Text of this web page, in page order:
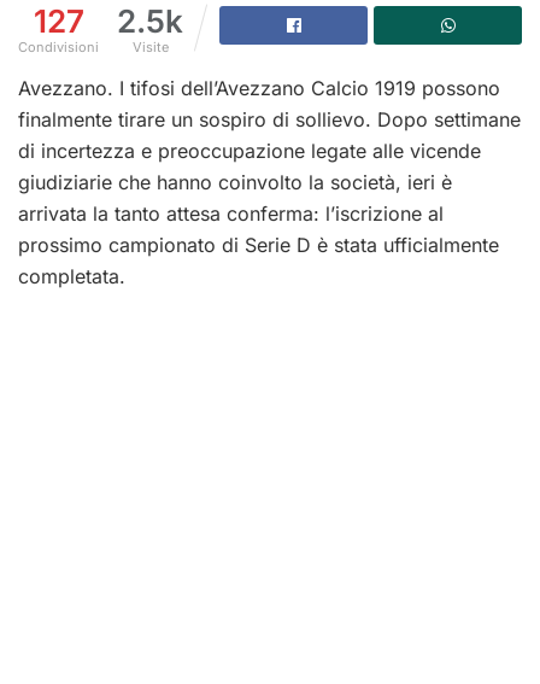
127
Condivisioni
2.5k
Visite
Avezzano. I tifosi dell’Avezzano Calcio 1919 possono
finalmente tirare un sospiro di sollievo. Dopo settimane
di incertezza e preoccupazione legate alle vicende
giudiziarie che hanno coinvolto la società, ieri è
arrivata la tanto attesa conferma: l’iscrizione al
prossimo campionato di Serie D è stata ufficialmente
completata.